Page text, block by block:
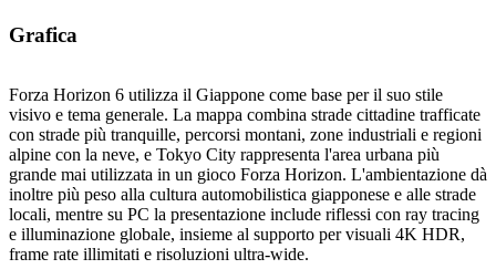
Grafica
Forza Horizon 6 utilizza il Giappone come base per il suo stile
visivo e tema generale. La mappa combina strade cittadine trafficate
con strade più tranquille, percorsi montani, zone industriali e regioni
alpine con la neve, e Tokyo City rappresenta l'area urbana più
grande mai utilizzata in un gioco Forza Horizon. L'ambientazione dà
inoltre più peso alla cultura automobilistica giapponese e alle strade
locali, mentre su PC la presentazione include riflessi con ray tracing
e illuminazione globale, insieme al supporto per visuali 4K HDR,
frame rate illimitati e risoluzioni ultra-wide.